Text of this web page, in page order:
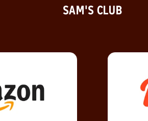
SAM'S‎ CLUB